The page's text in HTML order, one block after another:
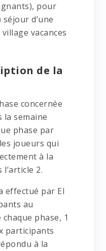
pour
d’une
vacances
de la
concernée
la semaine
phase par
joueurs qui
à la
2.
effectué par EI
au
chaque phase, 1
participants
à la